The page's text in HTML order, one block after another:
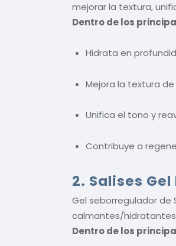
mejorar la textura,
Dentro de los
Hidrata en
Mejora la textura
Unifica el tono y
Contribuye a
2. Salises
Gel seborregulador de
calmantes/
Dentro de los